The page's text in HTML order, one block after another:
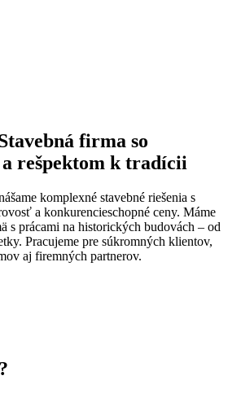
firma so
rešpektom k tradícii
komplexné stavebné riešenia s
a konkurencieschopné ceny. Máme
s prácami na historických budovách – od
Pracujeme pre súkromných klientov,
aj firemných partnerov.